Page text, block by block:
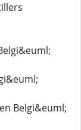
Belgi&euml;